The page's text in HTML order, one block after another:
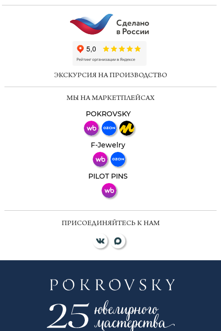
ЭКСКУРСИЯ НА ПРОИЗВОДСТВО
МЫ НА МАРКЕТПЛЕЙСАХ
POKROVSKY
F-Jewelry
PILOT PINS
ПРИСОЕДИНЯЙТЕСЬ К НАМ